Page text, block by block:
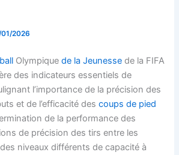
2026
Olympiquede la Jeunesse de la FIFA
des indicateurs essentiels de
l’importance de la précision des
et de l’efficacité descoups de pied
de la performance des
de précision des tirs entre les
niveaux différents de capacité à